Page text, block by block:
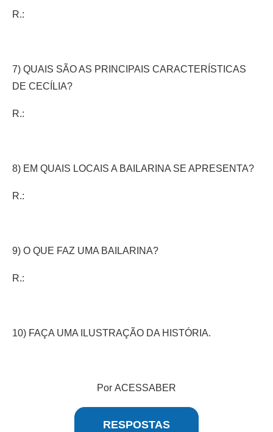
R.:
7) QUAIS SÃO AS PRINCIPAIS CARACTERÍSTICAS
DE CECÍLIA?
R.:
8) EM QUAIS LOCAIS A BAILARINA SE APRESENTA?
R.:
9) O QUE FAZ UMA BAILARINA?
R.:
10) FAÇA UMA ILUSTRAÇÃO DA HISTÓRIA.
Por ACESSABER
RESPOSTAS